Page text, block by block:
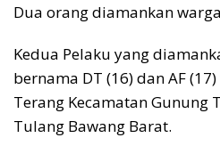
Dua orang diamankan
Kedua Pelaku yang
bernama DT (16) dan AF
Terang Kecamatan Gunung
Tulang Bawang Barat.